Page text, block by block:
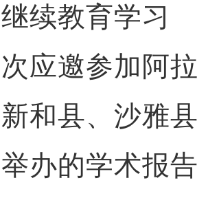
续教育学习
应邀参加阿拉
和县、沙雅县
办的学术报告